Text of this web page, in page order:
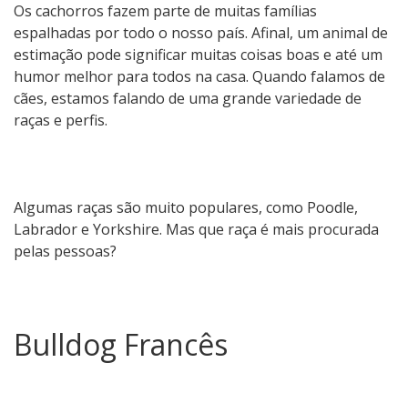
Os cachorros fazem parte de muitas famílias
espalhadas por todo o nosso país. Afinal, um animal de
estimação pode significar muitas coisas boas e até um
humor melhor para todos na casa. Quando falamos de
cães, estamos falando de uma grande variedade de
raças e perfis.
Algumas raças são muito populares, como Poodle,
Labrador e Yorkshire. Mas que raça é mais procurada
pelas pessoas?
Bulldog Francês